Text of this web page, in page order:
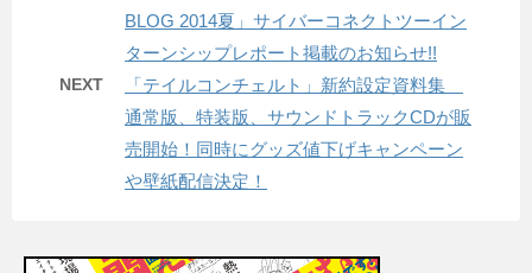
BLOG 2014夏」サイバーコネクトツーイン
ターンシップレポート掲載のお知らせ!!
NEXT
「テイルコンチェルト」新約設定資料集
通常版、特装版、サウンドトラックCDが販
売開始！同時にグッズ値下げキャンペーン
や壁紙配信決定！